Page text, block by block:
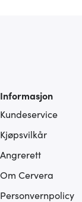
Informasjon
Kundeservice
Kjøpsvilkår
Angrerett
Om Cervera
Personvernpolicy